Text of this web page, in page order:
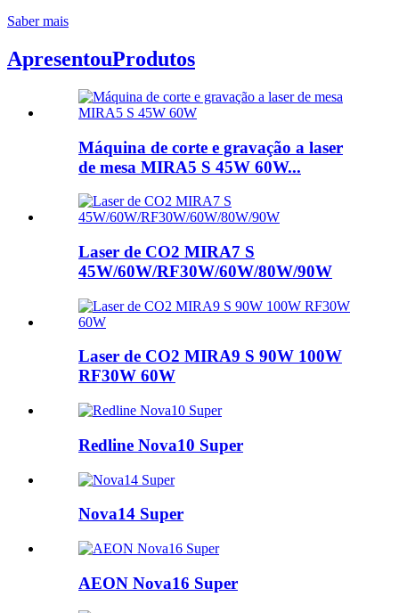
Saber mais
ApresentouProdutos
Máquina de corte e gravação a laser
de mesa MIRA5 S 45W 60W...
Laser de CO2 MIRA7 S
45W/60W/RF30W/60W/80W/90W
Laser de CO2 MIRA9 S 90W 100W
RF30W 60W
Redline Nova10 Super
Nova14 Super
AEON Nova16 Super